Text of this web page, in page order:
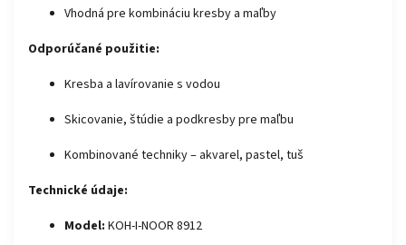
Vhodná pre kombináciu kresby a maľby
Odporúčané použitie:
Kresba a lavírovanie s vodou
Skicovanie, štúdie a podkresby pre maľbu
Kombinované techniky – akvarel, pastel, tuš
Technické údaje:
Model: KOH-I-NOOR 8912